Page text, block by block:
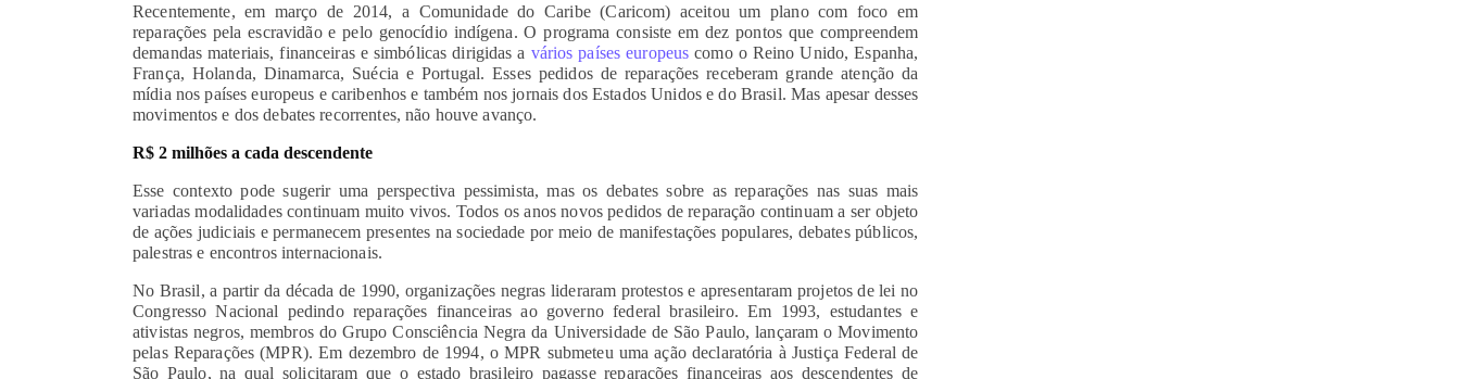
Recentemente, em março de 2014, a Comunidade do Caribe (Caricom) aceitou um plano com foco em
reparações pela escravidão e pelo genocídio indígena. O programa consiste em dez pontos que compreendem
demandas materiais, financeiras e simbólicas dirigidas a vários países europeus como o Reino Unido, Espanha,
França, Holanda, Dinamarca, Suécia e Portugal. Esses pedidos de reparações receberam grande atenção da
mídia nos países europeus e caribenhos e também nos jornais dos Estados Unidos e do Brasil. Mas apesar desses
movimentos e dos debates recorrentes, não houve avanço.
R$ 2 milhões a cada descendente
Esse contexto pode sugerir uma perspectiva pessimista, mas os debates sobre as reparações nas suas mais
variadas modalidades continuam muito vivos. Todos os anos novos pedidos de reparação continuam a ser objeto
de ações judiciais e permanecem presentes na sociedade por meio de manifestações populares, debates públicos,
palestras e encontros internacionais.
No Brasil, a partir da década de 1990, organizações negras lideraram protestos e apresentaram projetos de lei no
Congresso Nacional pedindo reparações financeiras ao governo federal brasileiro. Em 1993, estudantes e
ativistas negros, membros do Grupo Consciência Negra da Universidade de São Paulo, lançaram o Movimento
pelas Reparações (MPR). Em dezembro de 1994, o MPR submeteu uma ação declaratória à Justiça Federal de
São Paulo, na qual solicitaram que o estado brasileiro pagasse reparações financeiras aos descendentes de